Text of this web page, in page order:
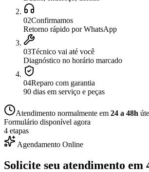
02Confirmamos
Retorno rápido por WhatsApp
03Técnico vai até você
Diagnóstico no horário marcado
04Reparo com garantia
90 dias em serviço e peças
Atendimento normalmente em 24 a 48h
Formulário disponível agora
4 etapas
Agendamento Online
Solicite seu atendimento em